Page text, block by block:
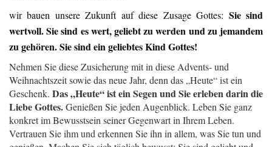
wir bauen unsere Zukunft auf diese Zusage Gottes: Sie sind
wertvoll. Sie sind es wert, geliebt zu werden und zu jemandem
zu gehören. Sie sind ein geliebtes Kind Gottes!
Nehmen Sie diese Zusicherung mit in diese Advents- und
Weihnachtszeit sowie das neue Jahr, denn das „Heute“ ist ein
Geschenk. Das „Heute“ ist ein Segen und Sie erleben darin die
Liebe Gottes.Genießen Sie jeden Augenblick. Leben Sie ganz
konkret im Bewusstsein seiner Gegenwart in Ihrem Leben.
Vertrauen Sie ihm und erkennen Sie ihn in allem, was Sie tun und